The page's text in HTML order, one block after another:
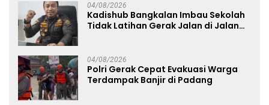
04/08/2026
Kadishub Bangkalan Imbau Sekolah
Tidak Latihan Gerak Jalan di Jalan
04/08/2026
Polri Gerak Cepat Evakuasi Warga
Terdampak Banjir di Padang